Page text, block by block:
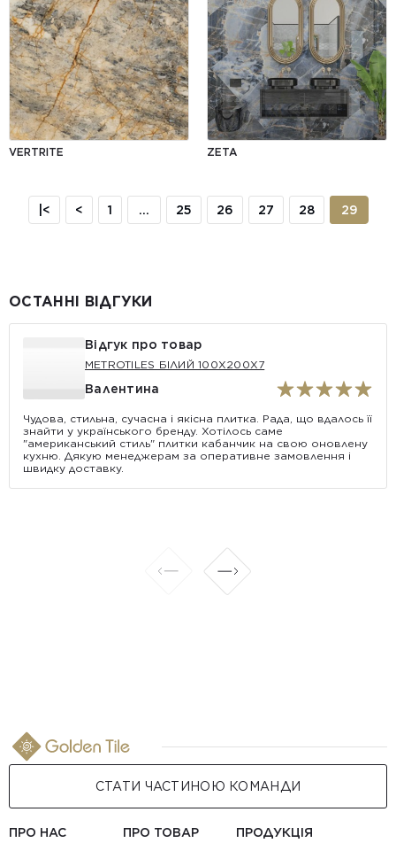
VERTRITE ZETA
|< < 1 ... 25 26 27 28 29
ОСТАННІ ВІДГУКИ
Відгук про товар
METROTILES БІЛИЙ 100X200X7
Валентина
Чудова, стильна, сучасна і якісна плитка. Рада, що вдалось її
знайти у українського бренду. Хотілось саме
"американський стиль" плитки кабанчик на свою оновлену
кухню. Дякую менеджерам за оперативне замовлення і
швидку доставку.
СТАТИ ЧАСТИНОЮ КОМАНДИ
ПРО НАС ПРО ТОВАР ПРОДУКЦІЯ